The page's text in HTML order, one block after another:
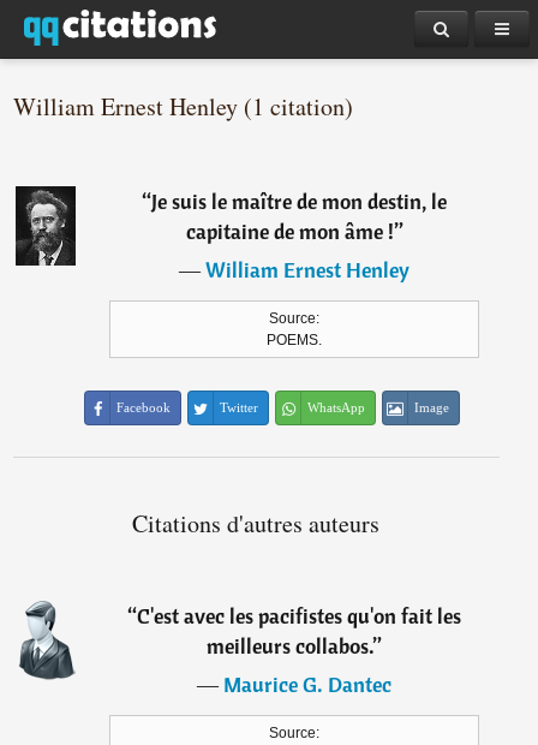
William Ernest Henley (1 citation)
“Je suis le maître de mon destin, le
capitaine de mon âme !”
―William Ernest Henley
Source:
POEMS.
Facebook Twitter WhatsApp Image
Citations d'autres auteurs
“C'est avec les pacifistes qu'on fait les
meilleurs collabos.”
―Maurice G. Dantec
Source: